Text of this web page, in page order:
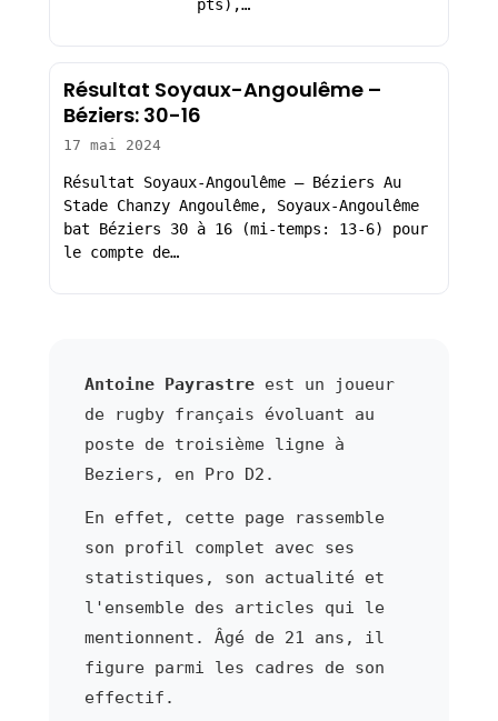
pts),…
Résultat Soyaux-Angoulême –
Béziers: 30-16
17 mai 2024
Résultat Soyaux-Angoulême – Béziers Au
Stade Chanzy Angoulême, Soyaux-Angoulême
bat Béziers 30 à 16 (mi-temps: 13-6) pour
le compte de…
Antoine Payrastreest un joueur
de rugby français évoluant au
poste de troisième ligne à
Beziers, en Pro D2.
En effet, cette page rassemble
son profil complet avec ses
statistiques, son actualité et
l'ensemble des articles qui le
mentionnent. Âgé de 21 ans, il
figure parmi les cadres de son
effectif.